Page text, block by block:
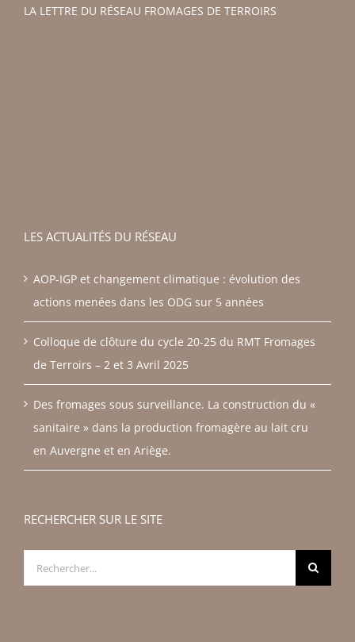
LA LETTRE DU RÉSEAU FROMAGES DE TERROIRS
LES ACTUALITÉS DU RÉSEAU
AOP-IGP et changement climatique : évolution des
actions menées dans les ODG sur 5 années
Colloque de clôture du cycle 20-25 du RMT Fromages
de Terroirs – 2 et 3 Avril 2025
Des fromages sous surveillance. La construction du «
sanitaire » dans la production fromagère au lait cru
en Auvergne et en Ariège.
RECHERCHER SUR LE SITE
Rechercher: